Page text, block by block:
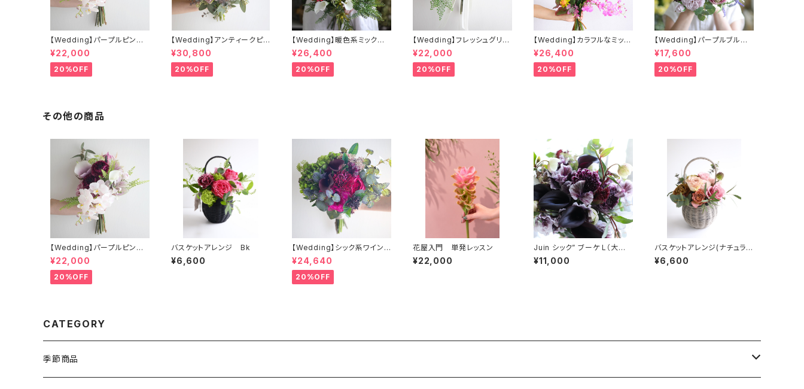
【Wedding】パープルピンク
系 胡蝶蘭のクラッチブーケ
&ブートニア
¥22,000
20%OFF
【Wedding】アンティークピン
グ＆ローズのクラッチブーケ&
ブートニア（アーティフィシャル
フラワー）
¥30,800
20%OFF
【Wedding】暖色系ミックス
カラーのクラッチブーケ&ブー
トニア
¥26,400
20%OFF
【Wedding】フレッシュグリー
ンとホワイトのクラッチブーケ
&ブートニア
¥22,000
20%OFF
【Wedding】カラフルなミック
スカラーのクラッチブーケ&ブ
ートニア
¥26,400
20%OFF
【Wedding】パープルブルー
の小花のクラッチブーケ&ブー
トニア（アーティフィシャルフラ
ワー）
¥17,600
20%OFF
その他の商品
【Wedding】パープルピンク
系 胡蝶蘭のクラッチブーケ
&ブートニア
¥22,000
20%OFF
バスケットアレンジ Bk
¥6,600
【Wedding】シック系ワインカ
ラーのクラッチブーケ&ブート
ニア(アーティフィシャルフラワ
ー）
¥24,640
20%OFF
花屋入門 単発レッスン
¥22,000
Juin シック” ブーケ L（大人っ
ぽいシック系）
¥11,000
バスケットアレンジ(ナチュラ
ル)
¥6,600
CATEGORY
季節商品